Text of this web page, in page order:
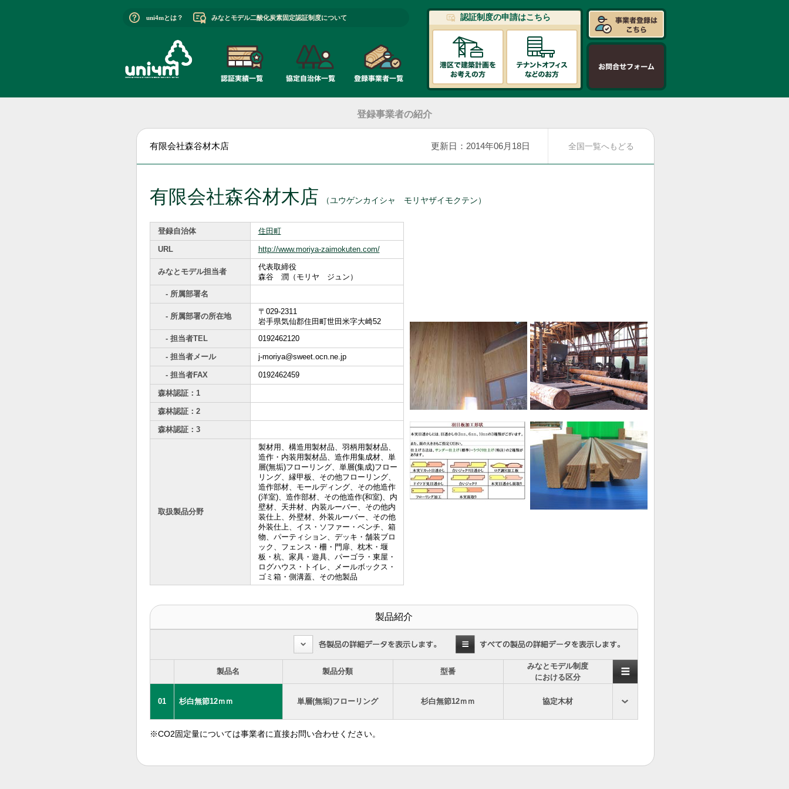
uni4mとは？ みなとモデル二酸化炭素固定認証制度について 認証制度の申請はこちら
登録事業者の紹介
有限会社森谷材木店 全国一覧へもどる
更新日：2014年06月18日
有限会社森谷材木店 （ユウゲンカイシャ モリヤザイモクテン）
登録自治体 住田町
URL http://www.moriya-zaimokuten.com/
みなとモデル担当者
代表取締役
森谷 潤（モリヤ ジュン）
- 所属部署名
- 所属部署の所在地
〒029-2311
岩手県気仙郡住田町世田米字大崎52
- 担当者TEL
0192462120
- 担当者メール j-moriya@sweet.ocn.ne.jp
- 担当者FAX 0192462459
森林認証：1
森林認証：2
森林認証：3
取扱製品分野
製材用、構造用製材品、羽柄用製材品、
造作・内装用製材品、造作用集成材、単
層(無垢)フローリング、単層(集成)フロー
リング、縁甲板、その他フローリング、
造作部材、モールディング、その他造作
(洋室)、造作部材、その他造作(和室)、内
壁材、天井材、内装ルーバー、その他内
装仕上、外壁材、外装ルーバー、その他
外装仕上、イス・ソファー・ベンチ、箱
物、パーティション、デッキ・舗装ブロ
ック、フェンス・柵・門扉、枕木・堰
板・杭、家具・遊具、パーゴラ・東屋・
ログハウス・トイレ、メールボックス・
ゴミ箱・側溝蓋、その他製品
製品紹介
製品名 製品分類 型番
みなとモデル制度
における区分
01 杉白無節12ｍｍ 単層(無垢)フローリング 杉白無節12ｍｍ 協定木材
※CO2固定量については事業者に直接お問い合わせください。